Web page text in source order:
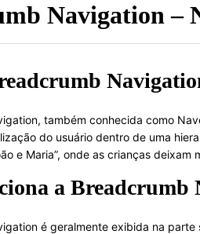
Navigation –
também conhecida como
do usuário dentro de uma
e Maria”, onde as crianças
a Breadcrumb
é geralmente exibida na